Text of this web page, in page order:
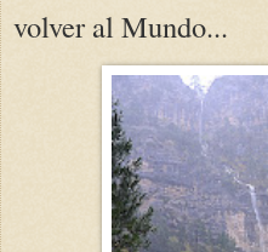
volver al Mundo...